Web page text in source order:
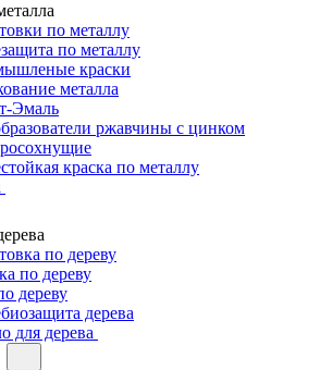
по металлу
по металлу
краски
металла
Эмаль
ржавчины с цинком
краска по металлу
по дереву
по дереву
дереву
дерева
для дерева